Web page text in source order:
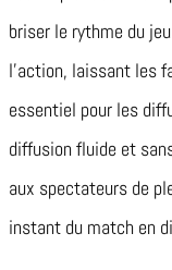
briser le rythme du
l’action, laissant les
essentiel pour les
diffusion fluide et
aux spectateurs de
instant du match en